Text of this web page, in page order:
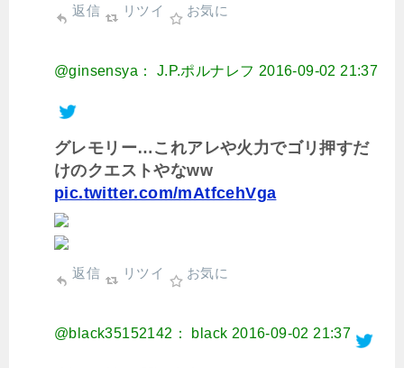
返信 リツイ お気に
@ginsensya： J.P.ポルナレフ 2016-09-02 21:37
グレモリー…これアレや火力でゴリ押すだ
けのクエストやなww
pic.twitter.com/mAtfcehVga
返信 リツイ お気に
@black35152142： black 2016-09-02 21:37